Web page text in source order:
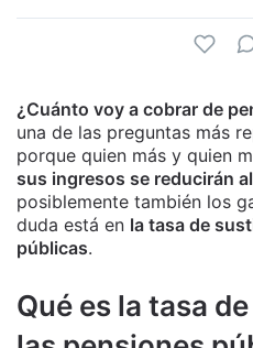
¿Cuánto voy a cobrar de
una de las preguntas más
porque quien más y quien
sus ingresos se reducirán
posiblemente también los
duda está en la tasa de
públicas.
Qué es la tasa